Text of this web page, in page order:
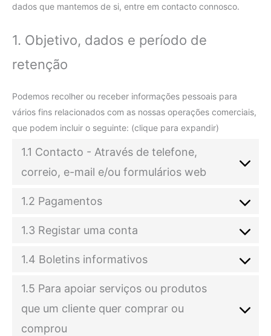
dados que mantemos de si, entre em contacto connosco.
1. Objetivo, dados e período de
retenção
Podemos recolher ou receber informações pessoais para
vários fins relacionados com as nossas operações comerciais,
que podem incluir o seguinte: (clique para expandir)
1.1 Contacto - Através de telefone,
correio, e-mail e/ou formulários web
1.2 Pagamentos
1.3 Registar uma conta
1.4 Boletins informativos
1.5 Para apoiar serviços ou produtos
que um cliente quer comprar ou
comprou